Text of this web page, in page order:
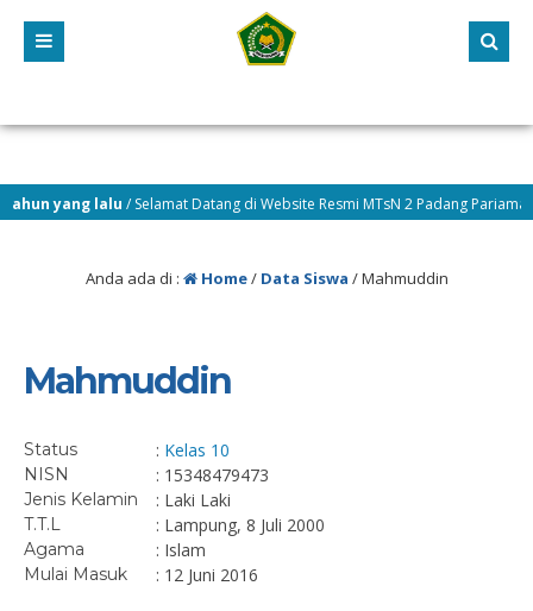
yang lalu/ Selamat Datang di Website Resmi MTsN 2 Padang
melayani(WBBM)
Anda ada di : Home/ Data Siswa /Mahmuddin
Mahmuddin
Status : Kelas 10
NISN : 15348479473
Jenis Kelamin : Laki Laki
T.T.L : Lampung, 8 Juli 2000
Agama : Islam
Mulai Masuk : 12 Juni 2016